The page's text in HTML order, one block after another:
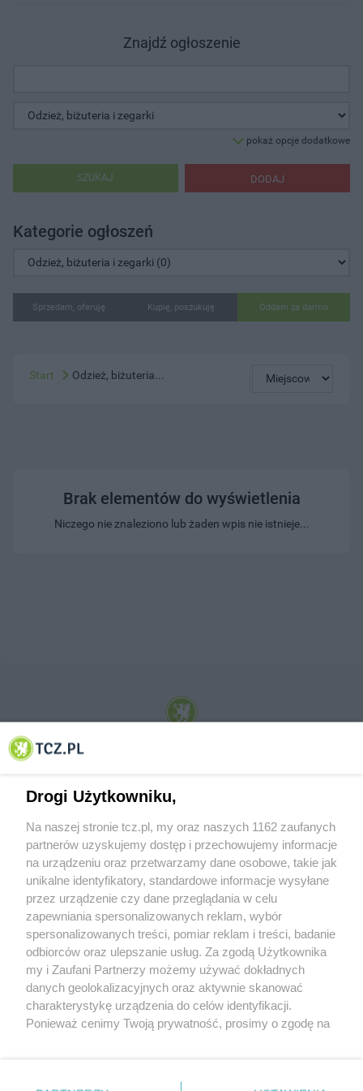
Znajdź ogłoszenie
pokaż opcje dodatkowe
DODAJ
SZUKAJ
Kategorie ogłoszeń
Sprzedam, oferuję Kupię, poszukuję Oddam za darmo
Start Odzież, biżuteria...
Brak elementów do wyświetlenia
Niczego nie znaleziono lub żaden wpis nie istnieje...
© 2001-2026 Tczew - TCZ.PL Sp. z o.o. Internetowy Serwis Informacyjny Miasta
O FIRMIE POLITYKA PRYWATNOŚCI HOSTING
REKLAMA WSPÓŁPRACA RSS FACEBOOK KONTAKT
Nasze serwisy
Aktualności
Tcz24
Muzyka i kultura
Archiwum wydarzeń
Drogi Użytkowniku,
Na naszej stronie tcz.pl, my oraz naszych 1162 zaufanych
partnerów uzyskujemy dostęp i przechowujemy informacje
na urządzeniu oraz przetwarzamy dane osobowe, takie jak
unikalne identyfikatory, standardowe informacje wysyłane
przez urządzenie czy dane przeglądania w celu
zapewniania spersonalizowanych reklam, wybór
spersonalizowanych treści, pomiar reklam i treści, badanie
odbiorców oraz ulepszanie usług. Za zgodą Użytkownika
my i Zaufani Partnerzy możemy używać dokładnych
danych geolokalizacyjnych oraz aktywnie skanować
charakterystykę urządzenia do celów identyfikacji.
Ponieważ cenimy Twoją prywatność, prosimy o zgodę na